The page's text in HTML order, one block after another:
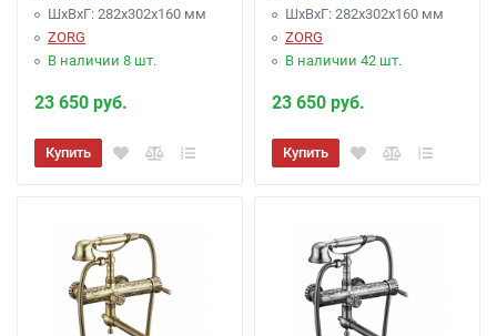
ШхВхГ: 282х302х160 мм
ZORG
В наличии 8 шт.
23 650 руб.
Купить
ШхВхГ: 282х302х160 мм
ZORG
В наличии 42 шт.
23 650 руб.
Купить